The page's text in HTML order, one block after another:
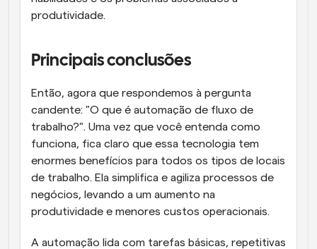
produtividade.
Principais conclusões
Então, agora que respondemos à pergunta
candente: "O que é automação de fluxo de
trabalho?". Uma vez que você entenda como
funciona, fica claro que essa tecnologia tem
enormes benefícios para todos os tipos de locais
de trabalho. Ela simplifica e agiliza processos de
negócios, levando a um aumento na
produtividade e menores custos operacionais.
A automação lida com tarefas básicas, repetitivas